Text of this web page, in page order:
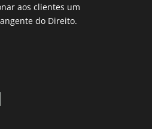
aos clientes um
do Direito.